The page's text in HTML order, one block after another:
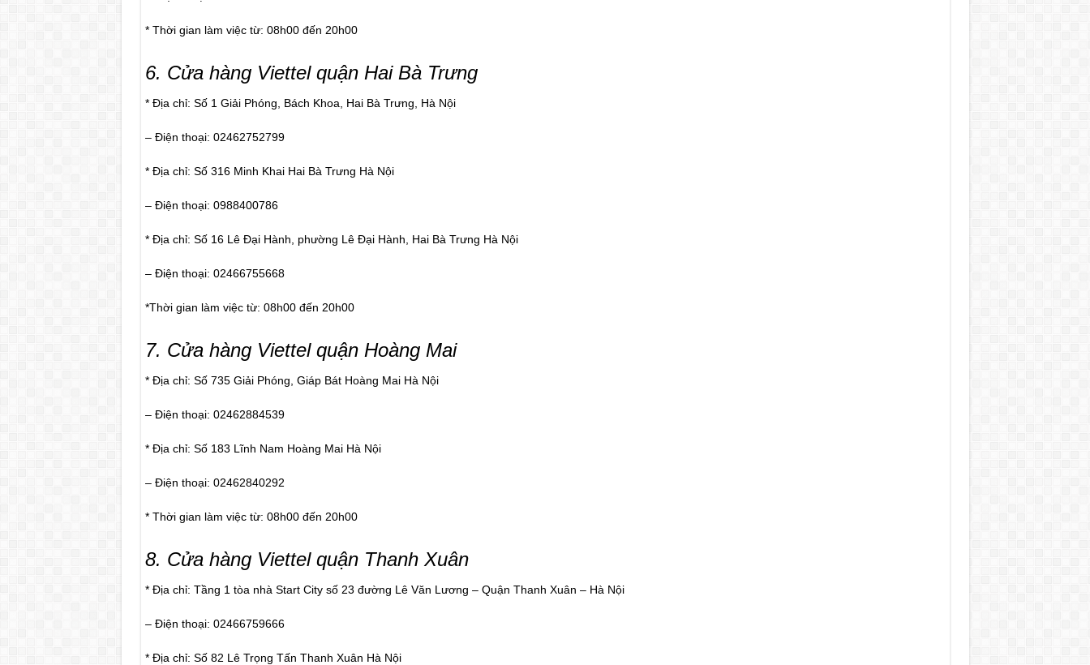
* Thời gian làm việc từ: 08h00 đến 20h00
6. Cửa hàng Viettel quận Hai Bà Trưng
* Địa chỉ: Số 1 Giải Phóng, Bách Khoa, Hai Bà Trưng, Hà Nội
– Điện thoại: 02462752799
* Địa chỉ: Số 316 Minh Khai Hai Bà Trưng Hà Nội
– Điện thoại: 0988400786
* Địa chỉ: Số 16 Lê Đại Hành, phường Lê Đại Hành, Hai Bà Trưng Hà Nội
– Điện thoại: 02466755668
*Thời gian làm việc từ: 08h00 đến 20h00
7. Cửa hàng Viettel quận Hoàng Mai
* Địa chỉ: Số 735 Giải Phóng, Giáp Bát Hoàng Mai Hà Nội
– Điện thoại: 02462884539
* Địa chỉ: Số 183 Lĩnh Nam Hoàng Mai Hà Nội
– Điện thoại: 02462840292
* Thời gian làm việc từ: 08h00 đến 20h00
8. Cửa hàng Viettel quận Thanh Xuân
* Địa chỉ: Tầng 1 tòa nhà Start City số 23 đường Lê Văn Lương – Quận Thanh Xuân – Hà Nội
– Điện thoại: 02466759666
* Địa chỉ: Số 82 Lê Trọng Tấn Thanh Xuân Hà Nội